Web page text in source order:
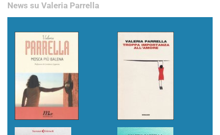
News su Valeria Parrella